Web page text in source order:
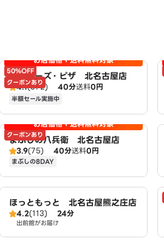
50%OFF
クーポンあり
お店価格＋送料無料対象
アオキーズ・ピザ 北名古屋店
4.1(372) 40分送料0円
半額セール実施中
クーポンあり
お店価格＋送料無料対象
まぶしの八兵衛 北名古屋店
3.9(75) 40分送料0円
まぶしの8DAY
ほっともっと 北名古屋熊之庄店
4.2(113) 24分
出前館がお届け